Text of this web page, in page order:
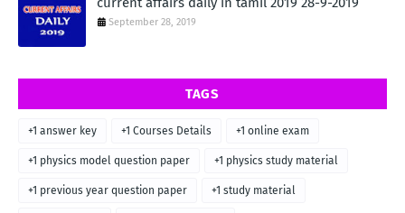
September 28, 2019
TAGS
+1 answer key +1 Courses Details +1 online exam
+1 physics model question paper +1 physics study material
+1 previous year question paper +1 study material